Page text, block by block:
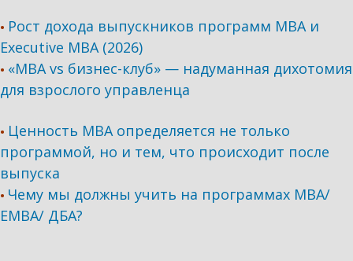
• Рост дохода выпускников программ МВА и
Executive MBA (2026)
• «MBA vs бизнес-клуб» — надуманная дихотомия
для взрослого управленца
• Ценность MBA определяется не только
программой, но и тем, что происходит после
выпуска
• Чему мы должны учить на программах МВА/
ЕМВА/ ДБА?